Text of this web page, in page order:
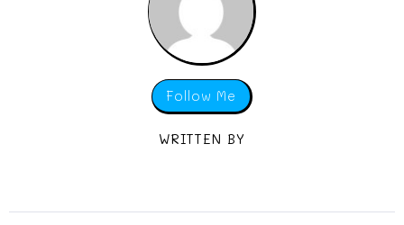
Follow Me
WRITTEN BY